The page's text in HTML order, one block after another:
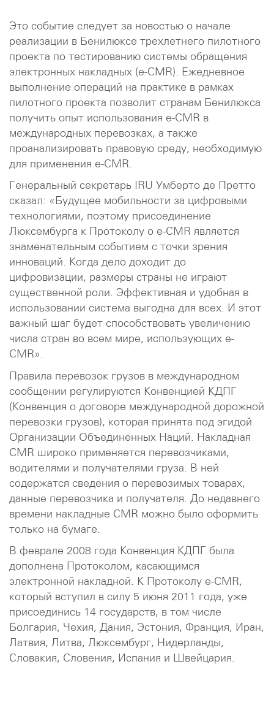
Это событие следует за новостью о начале
реализации в Бенилюксе трехлетнего пилотного
проекта по тестированию системы обращения
электронных накладных (e-CMR). Ежедневное
выполнение операций на практике в рамках
пилотного проекта позволит странам Бенилюкса
получить опыт использования e-CMR в
международных перевозках, а также
проанализировать правовую среду, необходимую
для применения e-CMR.
Генеральный секретарь IRU Умберто де Претто
сказал: «Будущее мобильности за цифровыми
технологиями, поэтому присоединение
Люксембурга к Протоколу о e-CMR является
знаменательным событием с точки зрения
инноваций. Когда дело доходит до
цифровизации, размеры страны не играют
существенной роли. Эффективная и удобная в
использовании система выгодна для всех. И этот
важный шаг будет способствовать увеличению
числа стран во всем мире, использующих e-
CMR».
Правила перевозок грузов в международном
сообщении регулируются Конвенцией КДПГ
(Конвенция о договоре международной дорожной
перевозки грузов), которая принята под эгидой
Организации Объединенных Наций. Накладная
CMR широко применяется перевозчиками,
водителями и получателями груза. В ней
содержатся сведения о перевозимых товарах,
данные перевозчика и получателя. До недавнего
времени накладные CMR можно было оформить
только на бумаге.
В феврале 2008 года Конвенция КДПГ была
дополнена Протоколом, касающимся
электронной накладной. К Протоколу e-CMR,
который вступил в силу 5 июня 2011 года, уже
присоединись 14 государств, в том числе
Болгария, Чехия, Дания, Эстония, Франция, Иран,
Латвия, Литва, Люксембург, Нидерланды,
Словакия, Словения, Испания и Швейцария.